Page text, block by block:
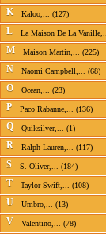
K Kaloo,... (127)
L La Maison De La
M Maison Martin,... (225)
N Naomi Campbell,... (68)
O Ocean,... (23)
P Paco Rabanne,... (136)
Q Quiksilver,... (1)
R Ralph Lauren,... (117)
S S. Oliver,... (184)
T Taylor Swift,... (108)
U Umbro,... (13)
V Valentino,... (78)